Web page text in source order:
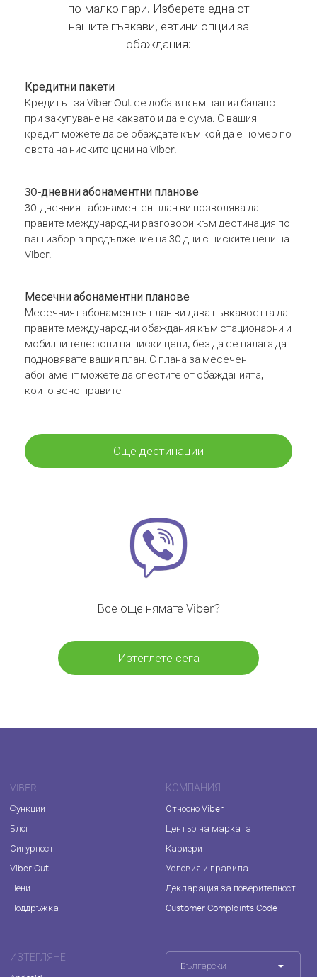
по-малко пари. Изберете една от
нашите гъвкави, евтини опции за
обаждания:
Кредитни пакети
Кредитът за Viber Out се добавя към вашия баланс
при закупуване на каквато и да е сума. С вашия
кредит можете да се обаждате към кой да е номер по
света на ниските цени на Viber.
30-дневни абонаментни планове
30-дневният абонаментен план ви позволява да
правите международни разговори към дестинация по
ваш избор в продължение на 30 дни с ниските цени на
Viber.
Месечни абонаментни планове
Месечният абонаментен план ви дава гъвкавостта да
правите международни обаждания към стационарни и
мобилни телефони на ниски цени, без да се налага да
подновявате вашия план. С плана за месечен
абонамент можете да спестите от обажданията,
които вече правите
Още дестинации
Все още нямате Viber?
Изтеглете сега
VIBER
Функции
Блог
Сигурност
Viber Out
Цени
Поддръжка
КОМПАНИЯ
Относно Viber
Център на марката
Кариери
Условия и правила
Декларация за поверителност
Customer Complaints Code
ИЗТЕГЛЯНЕ
Български